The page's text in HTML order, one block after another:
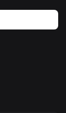
and access to
validator
and reduce